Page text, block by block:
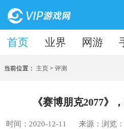
首页 业界 网游
首页
当前位置： 主页 >评测
《赛博朋克2077》
时间：2020-12-11 来源：浏览：